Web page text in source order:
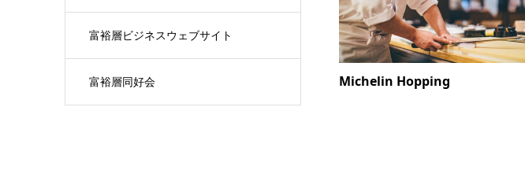
富裕層ビジネスウェブサイト
富裕層同好会 Michelin Hopping